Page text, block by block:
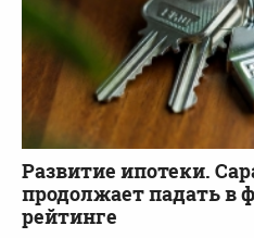
Развитие ипотеки.
продолжает падать в
рейтинге